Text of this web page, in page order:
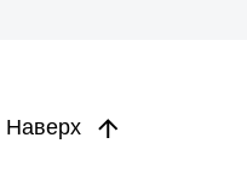
Наверх